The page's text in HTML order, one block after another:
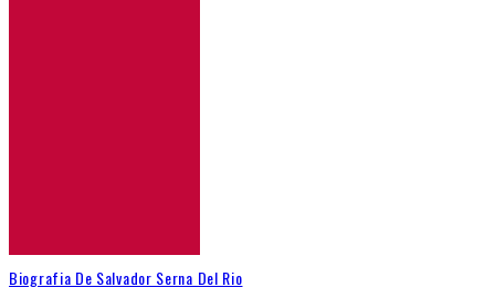
Biografia De Salvador Serna Del Rio